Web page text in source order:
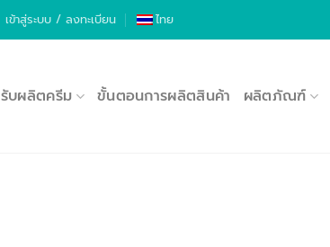
เข้าสู่ระบบ / ลงทะเบียน ไทย
รับผลิตครีม ขั้นตอนการผลิตสินค้า ผลิตภัณฑ์